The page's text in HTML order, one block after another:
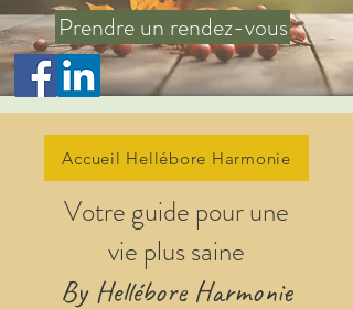
Prendre un rendez-vous
Accueil Hellébore Harmonie
Votre guide pour une
vie plus saine
By Hellébore Harmonie